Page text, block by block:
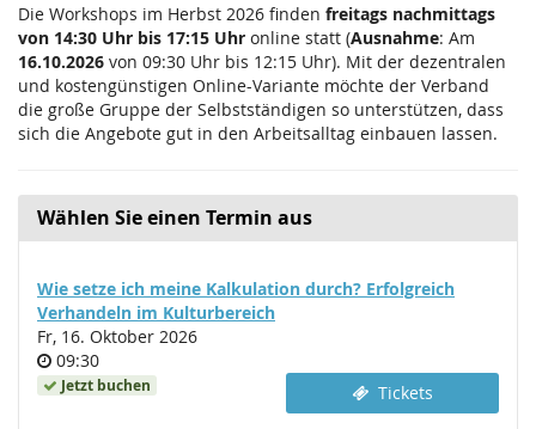
Die Workshops im Herbst 2026 finden freitags nachmittags
von 14:30 Uhr bis 17:15 Uhr online statt (Ausnahme: Am
16.10.2026 von 09:30 Uhr bis 12:15 Uhr). Mit der dezentralen
und kostengünstigen Online-Variante möchte der Verband
die große Gruppe der Selbstständigen so unterstützen, dass
sich die Angebote gut in den Arbeitsalltag einbauen lassen.
Wählen Sie einen Termin aus
Wie setze ich meine Kalkulation durch? Erfolgreich
Verhandeln im Kulturbereich
Fr, 16. Oktober 2026
Uhrzeit
09:30
Jetzt buchen Tickets